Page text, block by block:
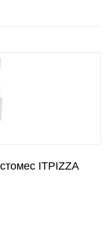
ITPIZZA